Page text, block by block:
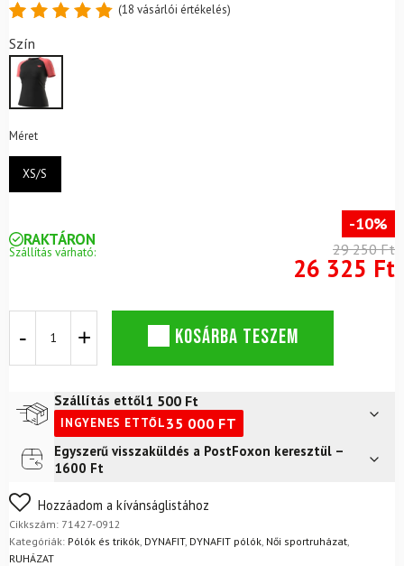
4.89
5-ből,
értékelés
alapján
(18 vásárlói értékelés)
Szín
Méret
XS/S
RAKTÁRON
Szállítás várható:
-10%
29 250 Ft
26 325 Ft
Ultra
S/S
Black
Cabana
póló
mennyiség
KOSÁRBA TESZEM
Szállítás ettől1 500 Ft
INGYENES ETTŐL35 000 FT
Futár a címre2 400
FoxPost
Egyszerű visszaküldés a PostFoxon keresztül –
1600 Ft
Nem biztos a választásában? Semmi gond – a terméket
egyszerűen visszaküldheti 14 napon belül, indoklás nélkül.
Mik a visszaküldés feltételei?
Hozzáadom a kívánságlistához
Cikkszám: 71427-0912
Kategóriák: Pólók és trikók DYNAFIT, DYNAFIT pólók Női sportruházat
RUHÁZAT